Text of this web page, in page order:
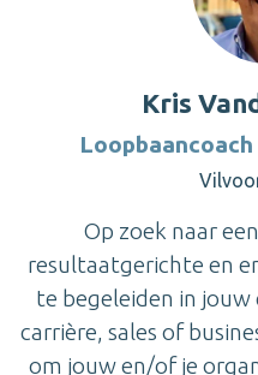
Kris
Op zoek naar
resultaatgerichte en
te begeleiden in jouw
carrière, sales of
om jouw en/of je